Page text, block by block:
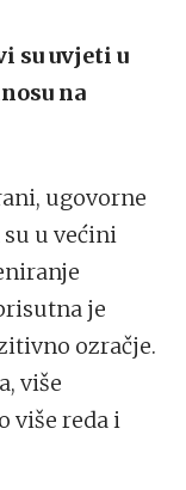
su uvjeti u
na
ugovorne
su u većini
je
ozračje.
više
više reda i